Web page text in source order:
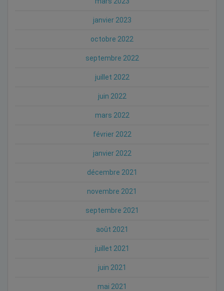
janvier 2023
octobre 2022
septembre 2022
juillet 2022
juin 2022
mars 2022
février 2022
janvier 2022
décembre 2021
novembre 2021
septembre 2021
août 2021
juillet 2021
juin 2021
mai 2021